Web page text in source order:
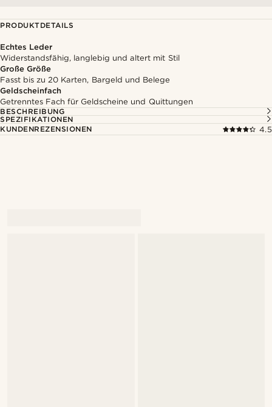
PRODUKTDETAILS
Echtes Leder
Widerstandsfähig, langlebig und altert mit Stil
Große Größe
Fasst bis zu 20 Karten, Bargeld und Belege
Geldscheinfach
Getrenntes Fach für Geldscheine und Quittungen
BESCHREIBUNG
SPEZIFIKATIONEN
KUNDENREZENSIONEN
4.5